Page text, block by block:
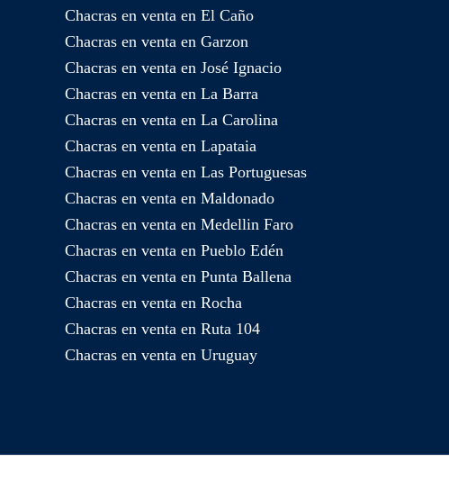
Chacras en venta en El Caño
Chacras en venta en Garzon
Chacras en venta en José Ignacio
Chacras en venta en La Barra
Chacras en venta en La Carolina
Chacras en venta en Lapataia
Chacras en venta en Las Portuguesas
Chacras en venta en Maldonado
Chacras en venta en Medellin Faro
Chacras en venta en Pueblo Edén
Chacras en venta en Punta Ballena
Chacras en venta en Rocha
Chacras en venta en Ruta 104
Chacras en venta en Uruguay